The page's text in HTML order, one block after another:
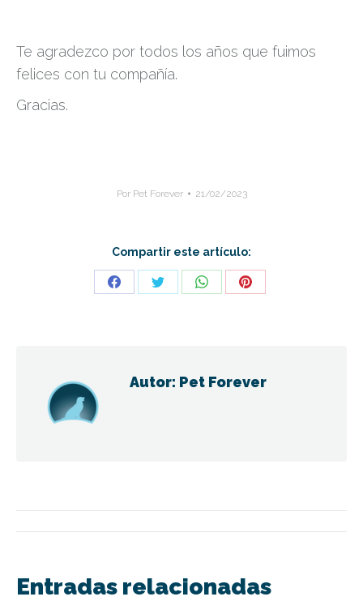
Te agradezco por todos los años que fuimos
felices con tu compañía.
Gracias.
Por Pet Forever 21/02/2023
Compartir este artículo:
Share
Share
Share
Share
Autor: Pet Forever
Navegación
entre
Entradas relacionadas